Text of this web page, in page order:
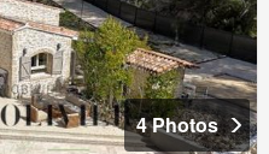
4 Photos